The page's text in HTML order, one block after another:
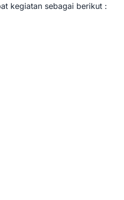
kegiatan sebagai berikut :